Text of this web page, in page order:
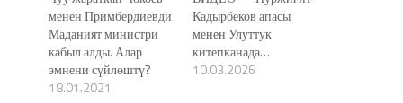
менен Примбердиевди
Маданият министри
кабыл алды. Алар
эмнени сүйлөштү?
18.01.2021
Кадырбеков апасы
менен Улуттук
китепканада…
10.03.2026